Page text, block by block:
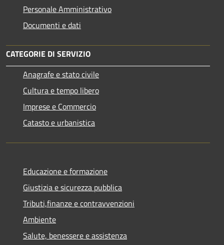
Personale Amministrativo
Documenti e dati
CATEGORIE DI SERVIZIO
Anagrafe e stato civile
Cultura e tempo libero
Imprese e Commercio
Catasto e urbanistica
Educazione e formazione
Giustizia e sicurezza pubblica
Tributi,finanze e contravvenzioni
Ambiente
Salute, benessere e assistenza